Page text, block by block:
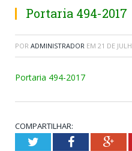
Portaria 494-2017
POR ADMINISTRADOR EM 21 DE
Portaria 494-2017
COMPARTILHAR:
TwitterFacebook